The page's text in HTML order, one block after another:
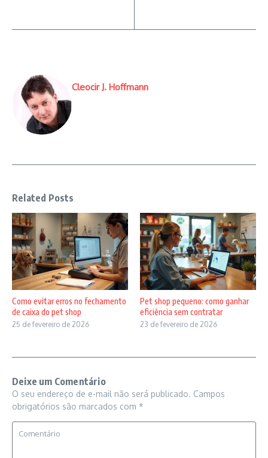
Cleocir J. Hoffmann
Related Posts
Como evitar erros no fechamento
de caixa do pet shop
25 de fevereiro de 2026
Pet shop pequeno: como ganhar
eficiência sem contratar
23 de fevereiro de 2026
Deixe um Comentário
O seu endereço de e-mail não será publicado. Campos
obrigatórios são marcados com *